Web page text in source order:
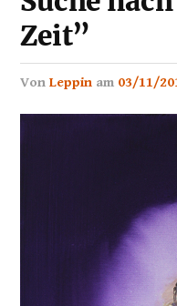
Zeit”
vonLeppin am 03/11/